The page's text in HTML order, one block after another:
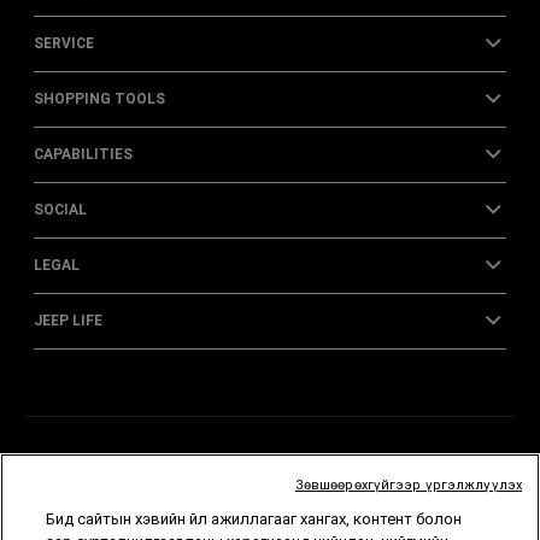
SERVICE
SHOPPING TOOLS
CAPABILITIES
SOCIAL
LEGAL
JEEP LIFE
Бид сайтын хэвийн үйл ажиллагааг хангах, контент болон
Зөвшөөрөхгүйгээр үргэлжлүүлэх